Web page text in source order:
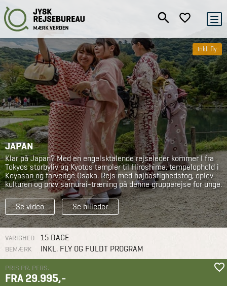
Inkl. fly
JAPAN
Klar på Japan? Med en engelsktalende rejseleder kommer I fra
Tokyos storbyliv og Kyotos templer til Hiroshima, tempelophold i
Koyasan og farverige Osaka. Rejs med højhastighedstog, oplev
kulturen og prøv samurai-træning på denne grupperejse for unge.
Se video Se billeder
VARIGHED 15 DAGE
BEMÆRK INKL. FLY OG FULDT PROGRAM
PRIS PR. PERS.
FRA 29.995,-